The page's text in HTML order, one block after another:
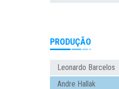
PRODUÇÃO
Leonardo Barcelos
Andre Hallak